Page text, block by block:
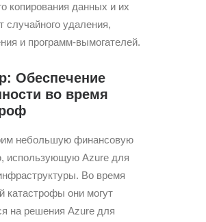
копирования данных и их
случайного удаления,
и программ-вымогателей.
Обеспечение
во время
небольшую финансовую
использующую Azure для
Во время
катастрофы они могут
на решения Azure для